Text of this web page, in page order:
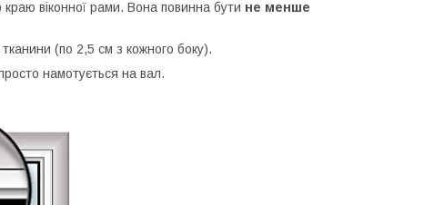
віконної рами. Вона повинна бути не менше
(по 2,5 см з кожного боку).
намотується на вал.